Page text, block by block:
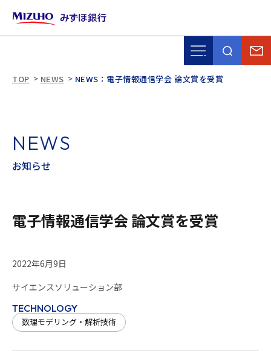
TOP NEWS NEWS：電子情報通信学会 論文賞を受賞
N EWS
お知らせ
電子情報通信学会 論文賞を受賞
2022年6月9日
サイエンスソリューション部
TECHNOLOGY
数理モデリング・解析技術